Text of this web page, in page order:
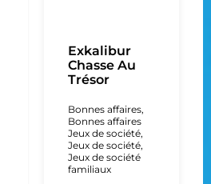
Exkalibur
Chasse Au
Trésor
Bonnes affaires,
Bonnes affaires
Jeux de société,
Jeux de société,
Jeux de société
familiaux